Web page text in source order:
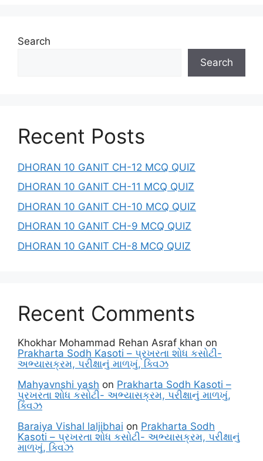
Search
Search
Recent Posts
DHORAN 10 GANIT CH-12 MCQ QUIZ
DHORAN 10 GANIT CH-11 MCQ QUIZ
DHORAN 10 GANIT CH-10 MCQ QUIZ
DHORAN 10 GANIT CH-9 MCQ QUIZ
DHORAN 10 GANIT CH-8 MCQ QUIZ
Recent Comments
Khokhar Mohammad Rehan Asraf khan on
Prakharta Sodh Kasoti – પ્રખરતા શોધ કસોટી-
અભ્યાસક્રમ, પરીક્ષાનું માળખું, ક્વિઝ
Mahyavnshi yash on Prakharta Sodh Kasoti –
પ્રખરતા શોધ કસોટી- અભ્યાસક્રમ, પરીક્ષાનું માળખું,
ક્વિઝ
Baraiya Vishal laljibhai on Prakharta Sodh
Kasoti – પ્રખરતા શોધ કસોટી- અભ્યાસક્રમ, પરીક્ષાનું
માળખું, ક્વિઝ